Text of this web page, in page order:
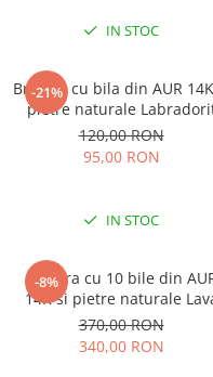
IN STOC
-21%
Bratara cu bila din AUR
pietre naturale
120,00 RON
95,00 RON
IN STOC
-8%
Bratara cu 10 bile din
14K si pietre naturale
370,00 RON
340,00 RON